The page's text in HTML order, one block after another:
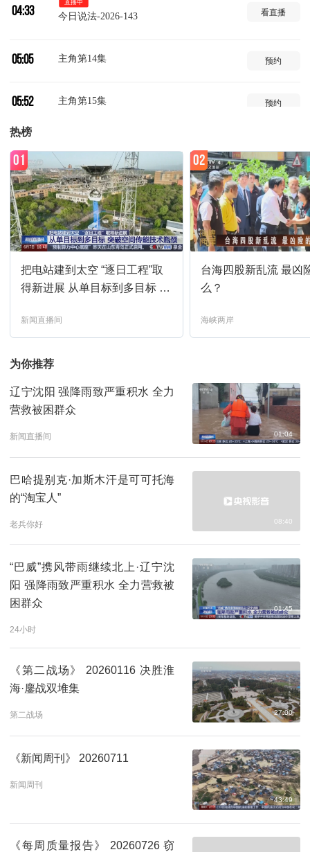
04:33
直播中
今日说法-2026-143 看直播
05:05 主角第14集 预约
05:52 主角第15集 预约
07:30 主角第17集 预约
08:19 主角第18集 预约
09:07 第一动画乐园-2026-193 预约
09:37
2026-214
10:20
10:50 秘境之眼-2026-212 预约
11:40 焦点访谈
热榜
把电站建到太空 “逐日工程”取
得新进展 从单目标到多目标 突
新闻直播间
01
台海四股新乱流 最凶
么？
海峡两岸
02
为你推荐
辽宁沈阳 强降雨致严重积水 全力
营救被困群众
新闻直播间 01:04
巴哈提别克·加斯木汗是可可托海
的“淘宝人”
老兵你好 08:40
“巴威”携风带雨继续北上·辽宁沈
阳 强降雨致严重积水 全力营救被
困群众
24小时
01:45
《第二战场》 20260116 决胜淮
海·鏖战双堆集
第二战场 27:00
《新闻周刊》 20260711
新闻周刊
43:49
《每周质量报告》 20260726 窃